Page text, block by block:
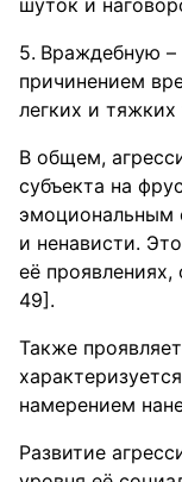
шуток и
Враждебную
причинением
легких и
В общем,
субъекта на
эмоциональным
и ненависти.
её
49].
Также
намерением
Развитие